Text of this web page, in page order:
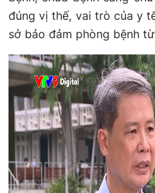
đúng vị thế, vai trò của y
sở bảo đảm phòng bệnh